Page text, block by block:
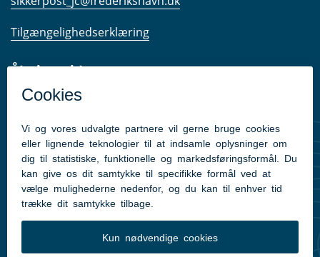
Tilgængelighedserklæring
Åbningstider
Telefonisk og personlig henvendelser
Kom hurtigt til
Uddannelsesguiden
Minuddannelse